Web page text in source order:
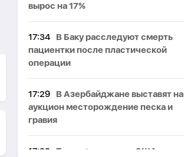
вырос на 17%
17:34
В Баку расследуют смерть
пациентки после пластической
операции
17:29
В Азербайджане выставят на
аукцион месторождение песка и
гравия
17:23
Трамп заявил, что США